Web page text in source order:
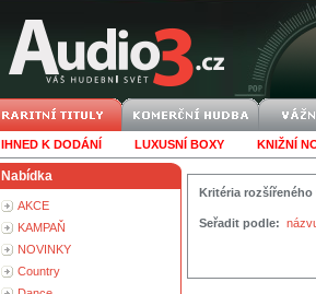
IHNED K DODÁNÍ LUXUSNÍ BOXY KNIŽNÍ
Nabídka
AKCE
KAMPAŇ
NOVINKY
Country
Kritéria rozšířeného
Seřadit podle: